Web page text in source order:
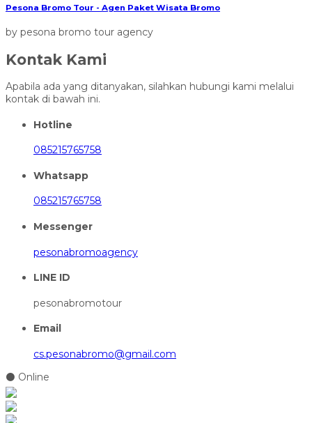
Pesona Bromo Tour - Agen Paket Wisata Bromo
by pesona bromo tour agency
Kontak Kami
Apabila ada yang ditanyakan, silahkan hubungi kami melalui
kontak di bawah ini.
Hotline
085215765758
Whatsapp
085215765758
Messenger
pesonabromoagency
LINE ID
pesonabromotour
Email
cs.pesonabromo@gmail.com
⚫ Online